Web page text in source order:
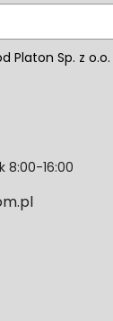
Platon Sp. z
mail
zgody nie
8:00-16:00